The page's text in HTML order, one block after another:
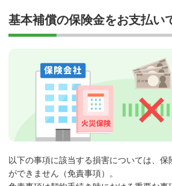
る元本割れする）こともあり、また、火災
えないことから、現在は「掛捨てタイプ」
とんどです。
会社から資金を借り入れることができます
しなければならないため、そうなってしま
でしょう。
保険会社ごとの差を理解する
保険会社ごとに引受に関する規定や割引制
め、条件によってはかなりの保険料差も生
事故例
台風の強風により、壁一面の外壁タイ
大雪による積雪荷重で駐輪場の屋根が損
玄関ホール
屋外階段
ポンプ室
高置水槽室
基礎部分
屋上
給湯室
基本補償の保険金をお支払い
以下の事項に該当する損害については、保
ができません（免責事項）。